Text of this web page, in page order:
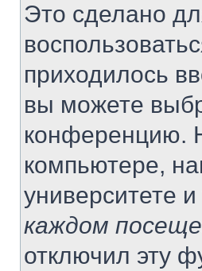
Это сделано
приходилось
вы можете
конференцию.
компьютере,
университете
каждом
отключил эту